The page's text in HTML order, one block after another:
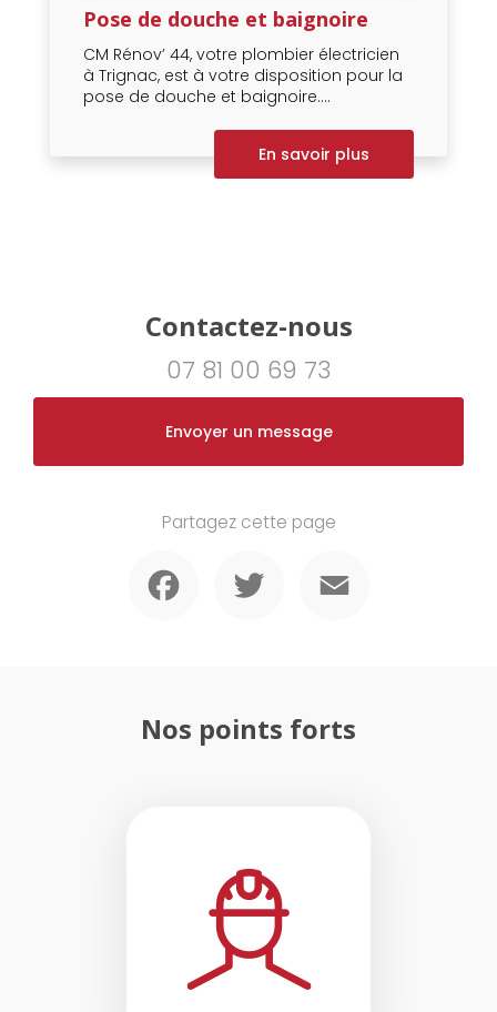
Pose de douche et baignoire
CM Rénov’ 44, votre plombier électricien
à Trignac, est à votre disposition pour la
pose de douche et baignoire....
En savoir plus
Contactez-nous
07 81 00 69 73
Envoyer un message
Partagez cette page
Nos points forts